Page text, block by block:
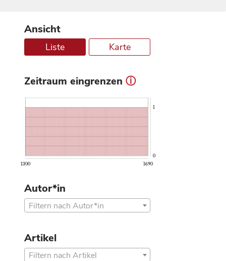
Ansicht
Liste Karte
Zeitraum eingrenzen ⓘ
1300 1690
0
1
Autor*in
Filtern nach Autor*in
Artikel
Filtern nach Artikel